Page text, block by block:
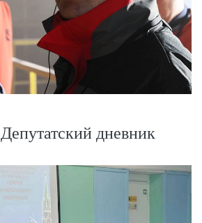
дневник